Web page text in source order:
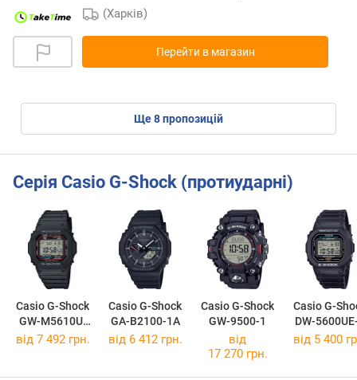
(Харків)
Перейти в магазин
ще8пропозицій
Серія Casio G-Shock (протиударні)
Casio G-Shock
GW-M5610U-
1E
Casio G-Shock
GA-B2100-1A
Casio G-Shock
GW-9500-1
Casio G-
DW-
від 7 492 грн. від 6 412 грн.
від
17 270 грн.
від 5 400